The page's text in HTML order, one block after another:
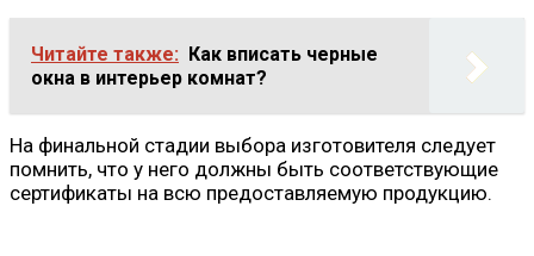
Читайте также:
Как вписать черные
окна в интерьер комнат?
На финальной стадии выбора изготовителя следует
помнить, что у него должны быть соответствующие
сертификаты на всю предоставляемую продукцию.